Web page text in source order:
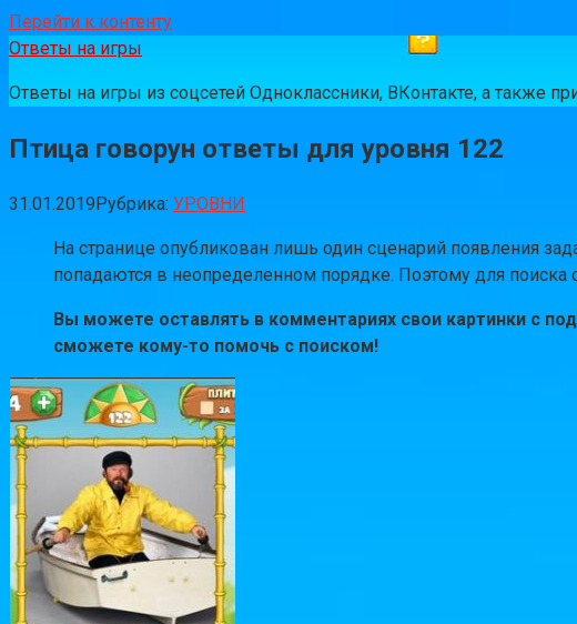
Перейти к контенту
Ответы на игры
Ответы на игры из соцсетей Одноклассники, ВКонтакте, а также
Птица говорун ответы для уровня 122
31.01.2019Рубрика: УРОВНИ
На странице опубликован лишь один сценарий появления
попадаются в неопределенном порядке. Поэтому для поиска
Вы можете оставлять в комментариях свои картинки с
сможете кому-то помочь с поиском!